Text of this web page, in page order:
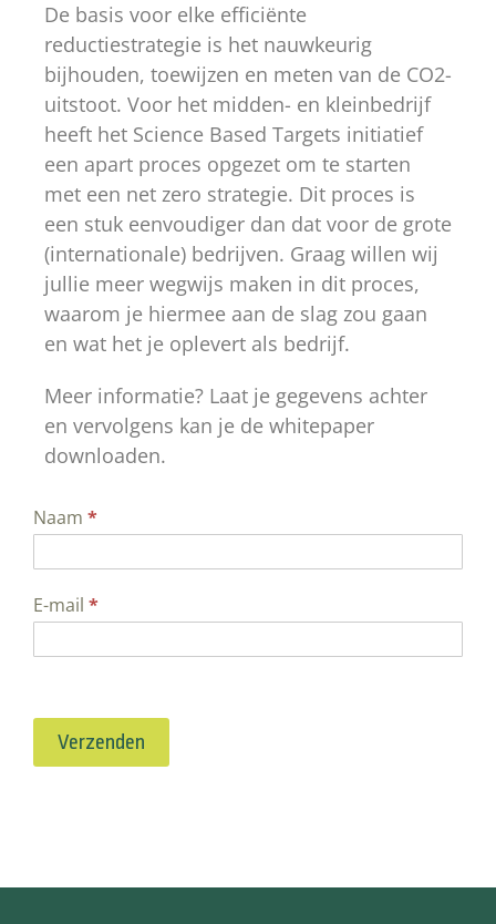
De basis voor elke efficiënte
reductiestrategie is het nauwkeurig
bijhouden, toewijzen en meten van de CO2-
uitstoot. Voor het midden- en kleinbedrijf
heeft het Science Based Targets initiatief
een apart proces opgezet om te starten
met een net zero strategie. Dit proces is
een stuk eenvoudiger dan dat voor de grote
(internationale) bedrijven. Graag willen wij
jullie meer wegwijs maken in dit proces,
waarom je hiermee aan de slag zou gaan
en wat het je oplevert als bedrijf.
Meer informatie? Laat je gegevens achter
en vervolgens kan je de whitepaper
downloaden.
Whitepaper
Het
Science
inititatief
voor
Naam *
E-mail *
Verzenden